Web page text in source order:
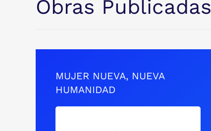
Obras Publicadas
MUJER NUEVA, NUEVA
HUMANIDAD